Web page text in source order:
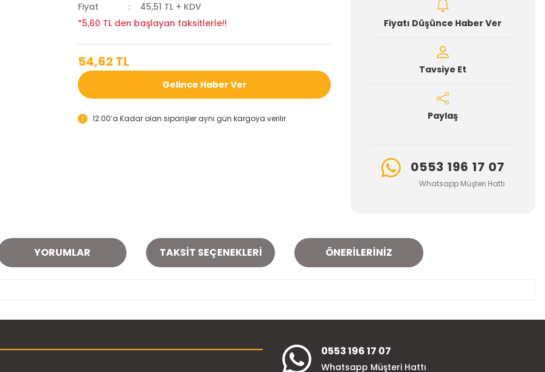
Fiyat
45,51 TL + KDV
*5,60 TL den başlayan taksitlerle!!
54,62 TL
Gelince Haber Ver
12:00’a Kadar olan siparişler aynı gün kargoya verilir
Fiyatı Düşünce Haber Ver
Tavsiye Et
Paylaş
0553 196 17 07
Whatsapp Müşteri Hattı
YORUMLAR TAKSIT SEÇENEKLERI ÖNERILERINIZ
Bu ürüne ilk yorumu siz yapın! 0553 196 17 07
Whatsapp Müşteri Hattı